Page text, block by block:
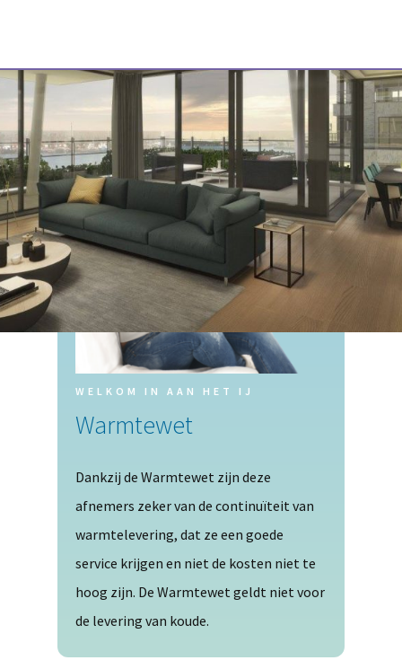
WELKOM IN AAN HET IJ
Warmtewet
Dankzij de Warmtewet zijn deze
afnemers zeker van de continuïteit van
warmtelevering, dat ze een goede
service krijgen en niet de kosten niet te
hoog zijn. De Warmtewet geldt niet voor
de levering van koude.